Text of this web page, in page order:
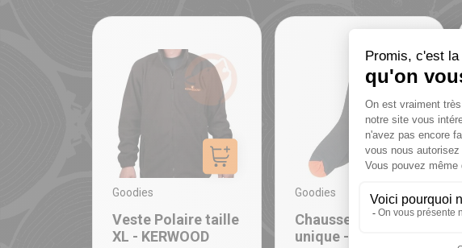
Ajouter au panier
Goodies
Veste Polaire taille
XL - KERWOOD
Goodies
Chaussette taille
unique - KERWOOD